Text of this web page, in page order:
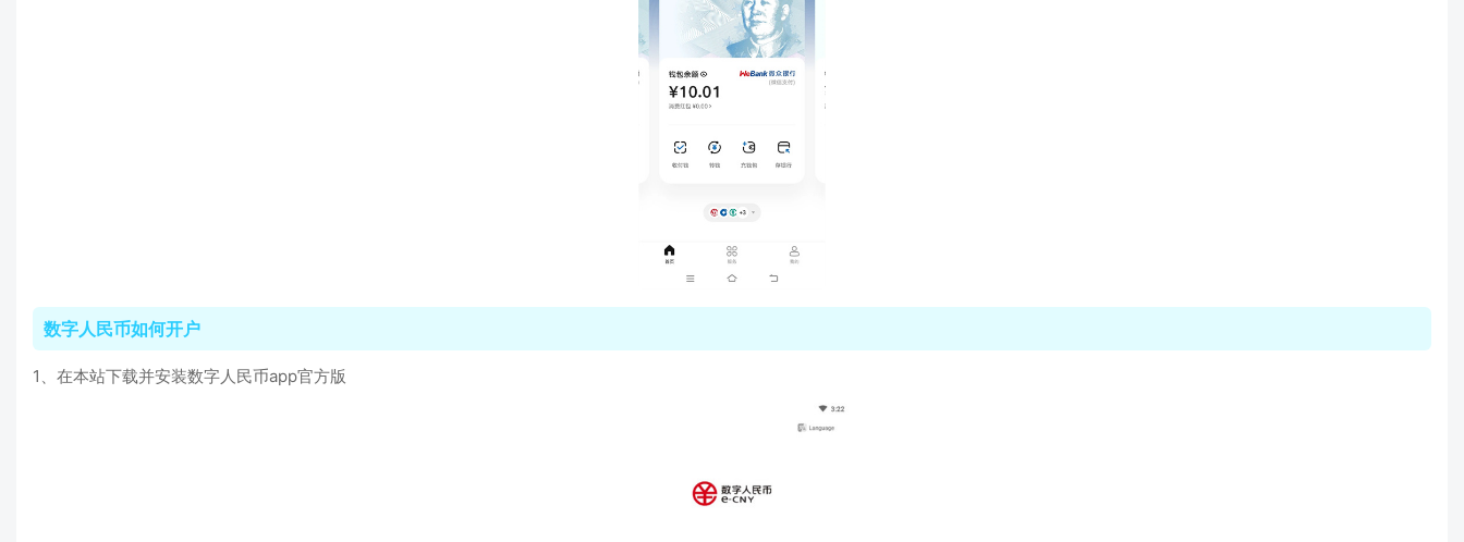
数字人民币如何开户
1、在本站下载并安装数字人民币app官方版